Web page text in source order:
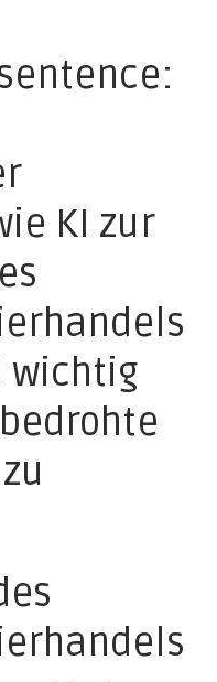
KI zur
wichtig